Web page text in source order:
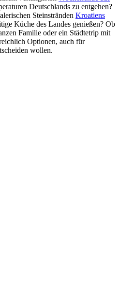
Deutschlands zu entgehen?
Steinstränden Kroatiens
Küche des Landes genießen? Ob
Familie oder ein Städtetrip mit
Optionen, auch für
wollen.